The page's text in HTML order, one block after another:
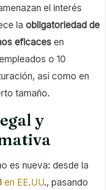
el interés
la obligatoriedad de
eficaces en
o 10
así como en
tamaño.
y
es nueva: desde la
en EE.UU., pasando